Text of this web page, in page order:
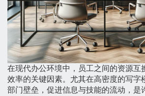
在现代办公环境中，员工之间的资源互
效率的关键因素。尤其在高密度的写字
部门壁垒，促进信息与技能的流动，是